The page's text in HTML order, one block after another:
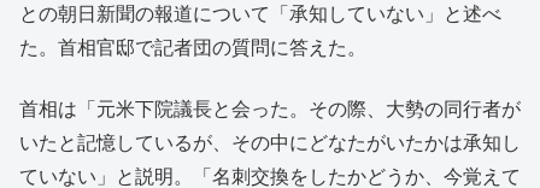
との朝日新聞の報道について「承知していない」と述べ
た。首相官邸で記者団の質問に答えた。
首相は「元米下院議長と会った。その際、大勢の同行者が
いたと記憶しているが、その中にどなたがいたかは承知し
ていない」と説明。「名刺交換をしたかどうか、今覚えて